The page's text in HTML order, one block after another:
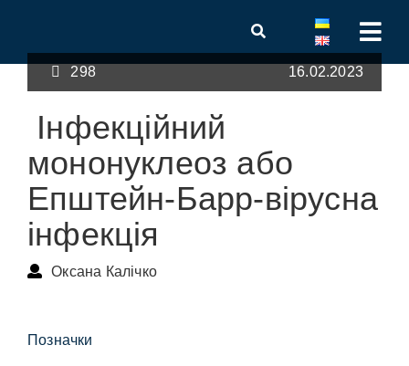
298 16.02.2023
Інфекційний
мононуклеоз або
Епштейн-Барр-вірусна
інфекція
Оксана Калічко
Позначки